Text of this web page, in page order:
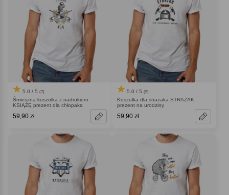
5.0 / 5 (7)
Śmieszna koszulka z nadrukiem
KSIĄŻĘ prezent dla chłopaka
59,90 zł
5.0 / 5 (5)
Koszulka dla strażaka STRAŻAK
prezent na urodziny
59,90 zł